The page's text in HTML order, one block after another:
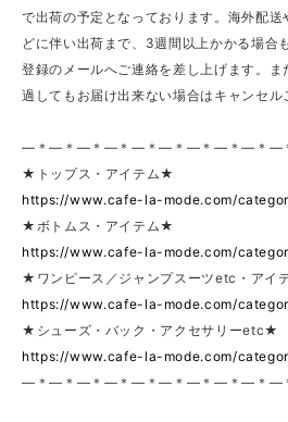
で出荷の予定となっております。海外配
どに伴い出荷まで、3週間以上かかる場合
登録のメールへご連絡を差し上げます。
過してもお届け出来ない場合はキャンセル
—＊—＊—＊—＊—＊—＊—＊—＊—＊—
★トップス・アイテム★
https://www.cafe-la-mode.com/
★ボトムス・アイテム★
https://www.cafe-la-mode.com/
★ワンピース／ジャンプスーツetc・アイ
https://www.cafe-la-mode.com/
★シューズ・バック・アクセサリーetc★
https://www.cafe-la-mode.com/
—＊—＊—＊—＊—＊—＊—＊—＊—＊—